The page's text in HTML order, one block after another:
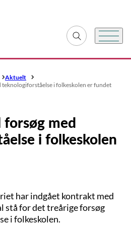
Fold søgefelt ud
Menu
Aktuelt
teknologiforståelse i folkeskolen er fundet
med
i folkeskolen
har indgået kontrakt med
stå for det treårige forsøg
i folkeskolen.